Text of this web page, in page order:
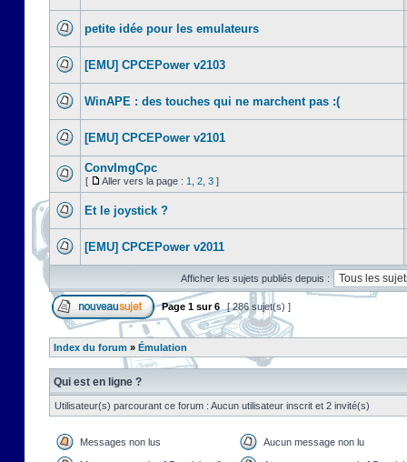
petite idée pour les emulateurs
[EMU] CPCEPower v2103
WinAPE : des touches qui ne marchent pas :(
[EMU] CPCEPower v2101
ConvImgCpc
[ Aller vers la page : 1 2 3 ]
Et le joystick ?
[EMU] CPCEPower v2011
Afficher les sujets publiés depuis :
Page 1 sur6 [ 286 sujet(s) ]
Index du forum » Émulation
Qui est en ligne ?
Utilisateur(s) parcourant ce forum : Aucun utilisateur inscrit et 2 invité(s)
Messages non lus Aucun message non lu